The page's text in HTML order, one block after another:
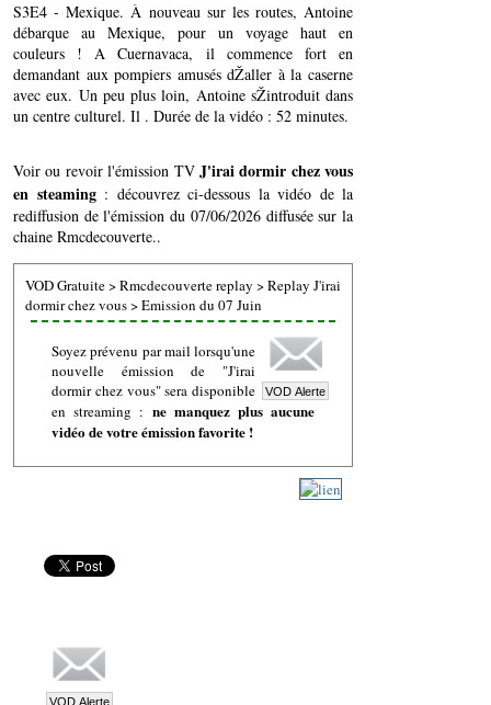
S3E4 - Mexique. À nouveau sur les routes, Antoine
débarque au Mexique, pour un voyage haut en
couleurs ! A Cuernavaca, il commence fort en
demandant aux pompiers amusés dŽaller à la caserne
avec eux. Un peu plus loin, Antoine sŽintroduit dans
un centre culturel. Il . Durée de la vidéo : 52 minutes.
Voir ou revoir l'émission TV J'irai dormir chez vous
en steaming: découvrez ci-dessous la vidéo de la
rediffusion de l'émission du 07/06/2026 diffusée sur la
chaine Rmcdecouverte..
VOD Gratuite>Rmcdecouverte replay >Replay J'irai
dormir chez vous>Emission du 07 Juin
Soyez prévenu par mail lorsqu'une
nouvelle émission de "J'irai
dormir chez vous" sera disponible
en streaming : ne manquez plus aucune
vidéo de votre émission favorite !